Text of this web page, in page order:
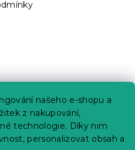
našeho e-shopu a
z nakupování,
technologie. Díky nim
personalizovat obsah a